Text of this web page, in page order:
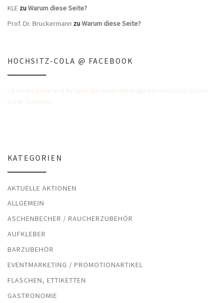
KLE zuWarum diese Seite?
Prof. Dr. Bruckermann zuWarum diese Seite?
HOCHSITZ-COLA @ FACEBOOK
KATEGORIEN
AKTUELLE AKTIONEN
ALLGEMEIN
ASCHENBECHER / RAUCHERZUBEHÖR
AUFKLEBER
BARZUBEHÖR
EVENTMARKETING / PROMOTIONARTIKEL
FLASCHEN, ETTIKETTEN
GASTRONOMIE